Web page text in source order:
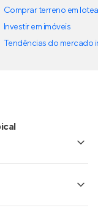
Comprar terreno em
Investir em imóveis
Tendências do mercado